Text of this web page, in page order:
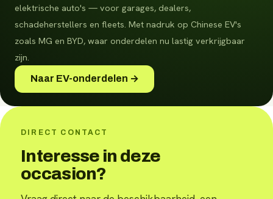
elektrische auto's — voor garages, dealers,
schadeherstellers en fleets. Met nadruk op Chinese EV's
zoals MG en BYD, waar onderdelen nu lastig verkrijgbaar
zijn.
Naar EV-onderdelen →
DIRECT CONTACT
Interesse in deze
occasion?